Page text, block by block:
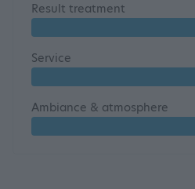
Result treatment
Service
Ambiance & atmosphere